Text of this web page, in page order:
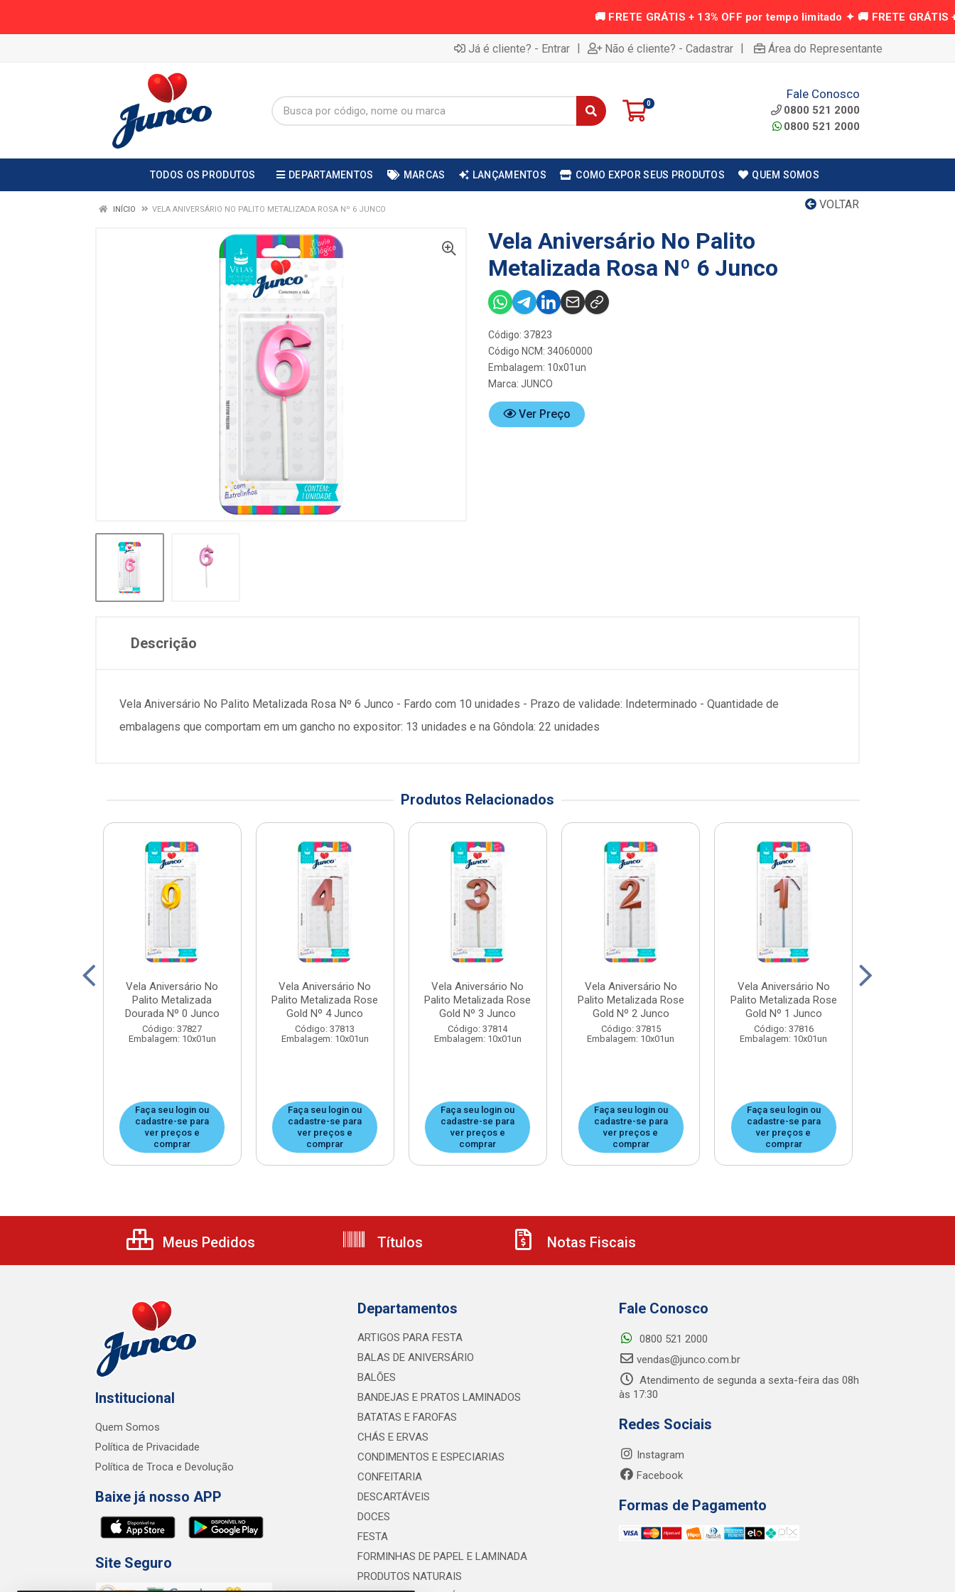
Já é cliente? - Entrar | Não é cliente? - Cadastrar | Área do Representante
0
Fale Conosco
0800 521 2000
0800 521 2000
TODOS OS PRODUTOS DEPARTAMENTOS MARCAS LANÇAMENTOS COMO EXPOR SEUS PRODUTOS QUEM SOMOS
VOLTAR
INÍCIO VELA ANIVERSÁRIO NO PALITO METALIZADA ROSA Nº 6 JUNCO
Vela Aniversário No Palito
Metalizada Rosa Nº 6 Junco
Código: 37823
Código NCM: 34060000
Embalagem: 10x01un
Marca: JUNCO
Ver Preço
Descrição
Vela Aniversário No Palito Metalizada Rosa Nº 6 Junco - Fardo com 10 unidades - Prazo de validade: Indeterminado - Quantidade de
embalagens que comportam em um gancho no expositor: 13 unidades e na Gôndola: 22 unidades
Produtos Relacionados
Vela Aniversário No
Palito Metalizada
Dourada Nº 0 Junco
Código: 37827
Embalagem: 10x01un
Faça seu login ou
cadastre-se para
ver preços e
comprar
Vela Aniversário No
Palito Metalizada Rose
Gold Nº 4 Junco
Código: 37813
Embalagem: 10x01un
Faça seu login ou
cadastre-se para
ver preços e
comprar
Vela Aniversário No
Palito Metalizada Rose
Gold Nº 3 Junco
Código: 37814
Embalagem: 10x01un
Faça seu login ou
cadastre-se para
ver preços e
comprar
Vela Aniversário No
Palito Metalizada Rose
Gold Nº 2 Junco
Código: 37815
Embalagem: 10x01un
Faça seu login ou
cadastre-se para
ver preços e
comprar
Vela Aniversário No
Palito Metalizada Rose
Gold Nº 1 Junco
Código: 37816
Embalagem: 10x01un
Faça seu login ou
cadastre-se para
ver preços e
comprar
Meus Pedidos Títulos Notas Fiscais
Institucional
Quem Somos
Política de Privacidade
Política de Troca e Devolução
Baixe já nosso APP
Site Seguro
Departamentos
ARTIGOS PARA FESTA
BALAS DE ANIVERSÁRIO
BALÕES
BANDEJAS E PRATOS LAMINADOS
BATATAS E FAROFAS
CHÁS E ERVAS
CONDIMENTOS E ESPECIARIAS
CONFEITARIA
DESCARTÁVEIS
DOCES
FESTA
FORMINHAS DE PAPEL E LAMINADA
PRODUTOS NATURAIS
Fale Conosco
0800 521 2000
vendas@junco.com.br
Atendimento de segunda a sexta-feira das 08h
às 17:30
Redes Sociais
Instagram
Facebook
Formas de Pagamento